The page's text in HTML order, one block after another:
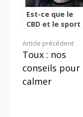
Est-ce que le
CBD et le sport
bon ménage ?
Lire
la
suite
Article précédent
Toux : nos
conseils pour
calmer